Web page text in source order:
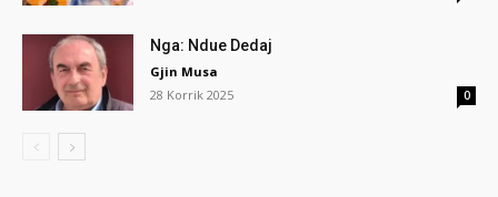
Nga: Ndue Dedaj
Gjin Musa
28 Korrik 2025
0